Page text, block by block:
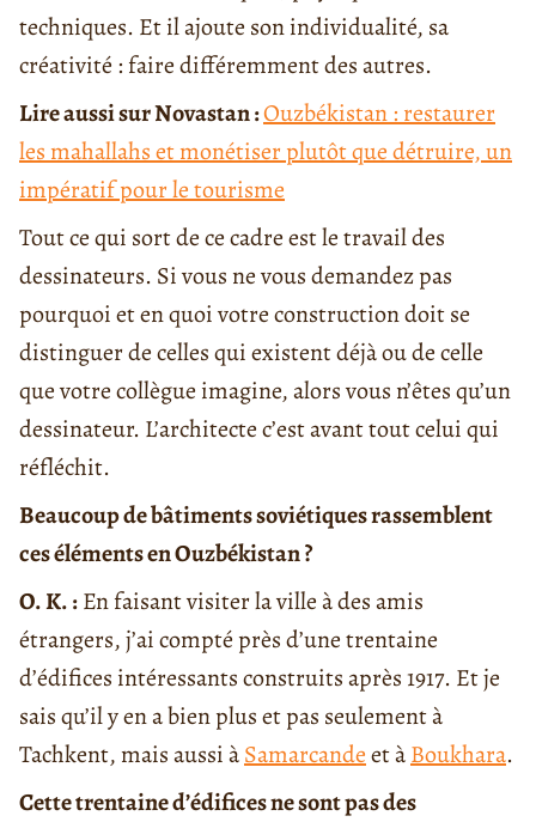
techniques. Et il ajoute son individualité, sa
créativité : faire différemment des autres.
Lire aussi sur Novastan :Ouzbékistan : restaurer
les mahallahs et monétiser plutôt que détruire, un
impératif pour le tourisme
Tout ce qui sort de ce cadre est le travail des
dessinateurs. Si vous ne vous demandez pas
pourquoi et en quoi votre construction doit se
distinguer de celles qui existent déjà ou de celle
que votre collègue imagine, alors vous n’êtes qu’un
dessinateur. L’architecte c’est avant tout celui qui
réfléchit.
Beaucoup de bâtiments soviétiques rassemblent
ces éléments en Ouzbékistan ?
O. K. :En faisant visiter la ville à des amis
étrangers, j’ai compté près d’une trentaine
d’édifices intéressants construits après 1917. Et je
sais qu’il y en a bien plus et pas seulement à
Tachkent, mais aussi àSamarcandeet àBoukhara.
Cette trentaine d’édifices ne sont pas des